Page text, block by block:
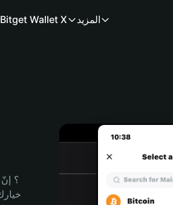
Bitget Wallet X المزيد